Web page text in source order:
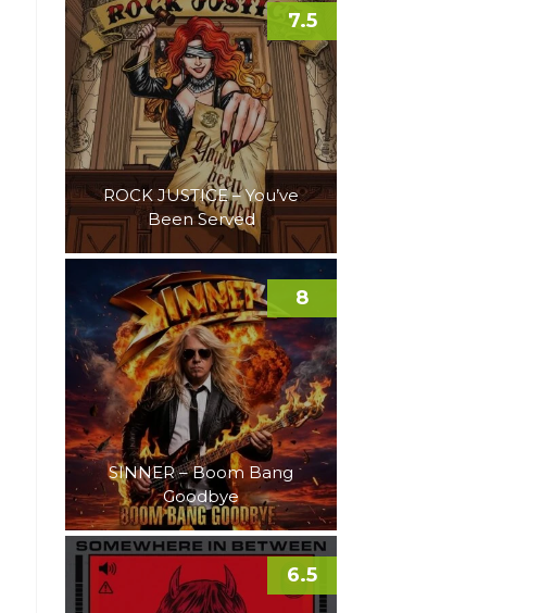
ROCK JUSTICE – You’ve
Been Served
7.5
SINNER – Boom Bang
Goodbye
8
6.5